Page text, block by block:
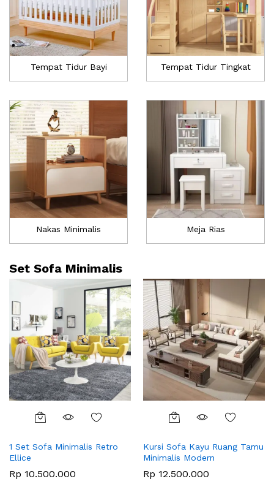
Tempat Tidur Bayi Tempat Tidur Tingkat
Nakas Minimalis Meja Rias
Set Sofa Minimalis
1 Set Sofa Minimalis Retro
Ellice
Rp 10.500.000
Kursi Sofa Kayu Ruang Tamu
Minimalis Modern
Rp 12.500.000